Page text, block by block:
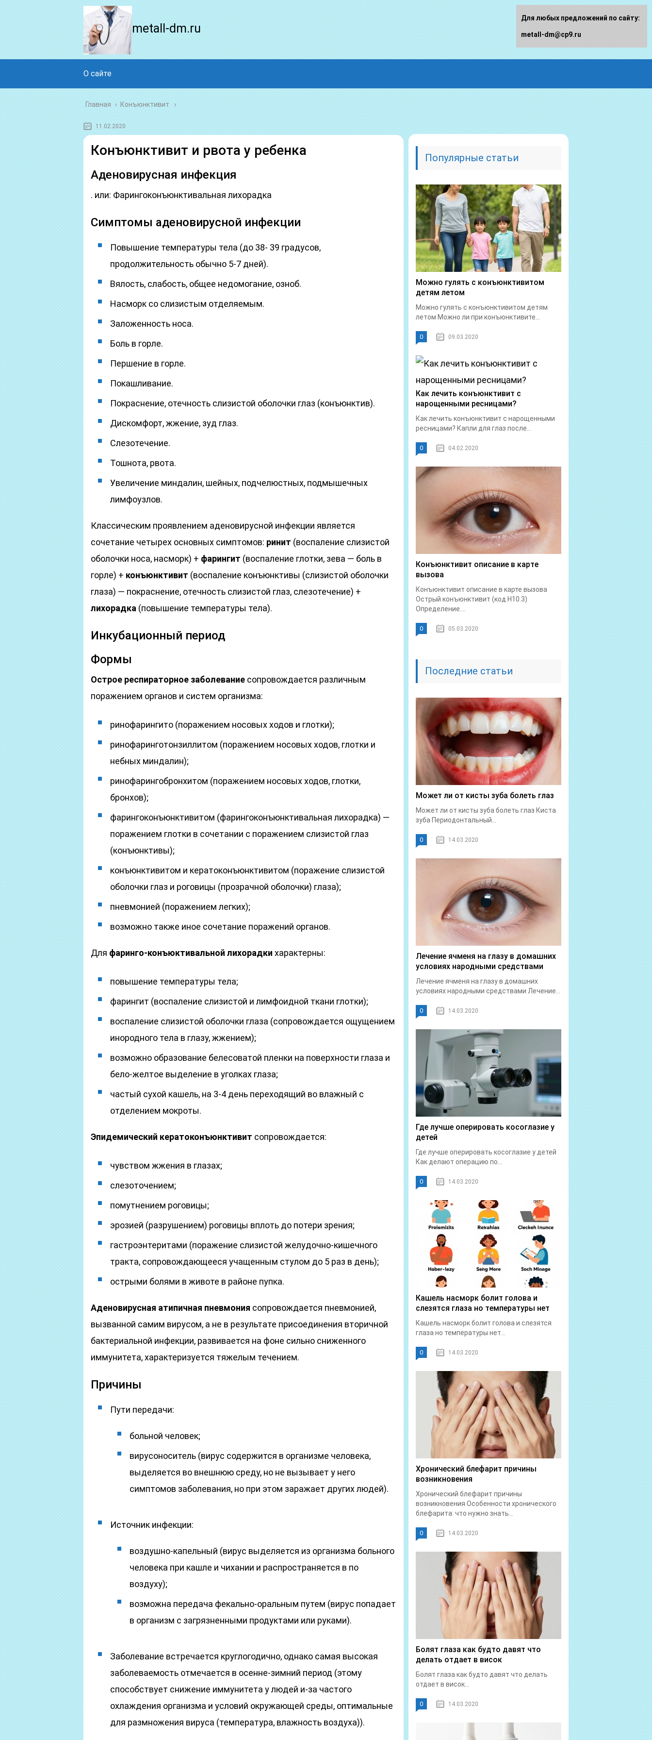
metall-dm.ru
О сайте
Главная › Конъюнктивит
11.02.2020
Конъюнктивит и рвота у ребенка
Аденовирусная инфекция
. или: Фарингоконъюнктивальная лихорадка
Симптомы аденовирусной инфекции
Повышение температуры тела (до 38- 39 градусов,
продолжительность обычно 5-7 дней).
Вялость, слабость, общее недомогание, озноб.
Насморк со слизистым отделяемым.
Заложенность носа.
Боль в горле.
Першение в горле.
Покашливание.
Покраснение, отечность слизистой оболочки глаз (конъюнктив).
Дискомфорт, жжение, зуд глаз.
Слезотечение.
Тошнота, рвота.
Увеличение миндалин, шейных, подчелюстных, подмышечных
лимфоузлов.
Классическим проявлением аденовирусной инфекции является
сочетание четырех основных симптомов: ринит (воспаление слизистой
оболочки носа, насморк) + фарингит (воспаление глотки, зева — боль в
горле) + конъюнктивит (воспаление конъюнктивы (слизистой оболочки
глаза) — покраснение, отечность слизистой глаз, слезотечение) +
лихорадка (повышение температуры тела).
Инкубационный период
Формы
Острое респираторное заболевание сопровождается различным
поражением органов и систем организма:
ринофарингито (поражением носовых ходов и глотки);
ринофаринготонзиллитом (поражением носовых ходов, глотки и
небных миндалин);
ринофарингобронхитом (поражением носовых ходов, глотки,
бронхов);
фарингоконъюнктивитом (фарингоконъюнктивальная лихорадка) —
поражением глотки в сочетании с поражением слизистой глаз
(конъюнктивы);
конъюнктивитом и кератоконъюнктивитом (поражение слизистой
оболочки глаз и роговицы (прозрачной оболочки) глаза);
пневмонией (поражением легких);
возможно также иное сочетание поражений органов.
Для фаринго-конъюктивальной лихорадки характерны:
повышение температуры тела;
фарингит (воспаление слизистой и лимфоидной ткани глотки);
воспаление слизистой оболочки глаза (сопровождается ощущением
инородного тела в глазу, жжением);
возможно образование белесоватой пленки на поверхности глаза и
бело-желтое выделение в уголках глаза;
частый сухой кашель, на 3-4 день переходящий во влажный с
отделением мокроты.
Эпидемический кератоконъюнктивит сопровождается:
чувством жжения в глазах;
слезоточением;
помутнением роговицы;
эрозией (разрушением) роговицы вплоть до потери зрения;
гастроэнтеритами (поражение слизистой желудочно-кишечного
тракта, сопровождающееся учащенным стулом до 5 раз в день);
острыми болями в животе в районе пупка.
Аденовирусная атипичная пневмония сопровождается пневмонией,
вызванной самим вирусом, а не в результате присоединения вторичной
бактериальной инфекции, развивается на фоне сильно сниженного
иммунитета, характеризуется тяжелым течением.
Причины
Пути передачи:
больной человек;
вирусоноситель (вирус содержится в организме человека,
выделяется во внешнюю среду, но не вызывает у него
симптомов заболевания, но при этом заражает других людей).
Источник инфекции:
воздушно-капельный (вирус выделяется из организма больного
человека при кашле и чихании и распространяется в по
воздуху);
возможна передача фекально-оральным путем (вирус попадает
в организм с загрязненными продуктами или руками).
Заболевание встречается круглогодично, однако самая высокая
заболеваемость отмечается в осенне-зимний период (этому
способствует снижение иммунитета у людей и-за частого
охлаждения организма и условий окружающей среды, оптимальные
для размножения вируса (температура, влажность воздуха)).
Популярные статьи
Можно гулять с конъюнктивитом
детям летом
Можно гулять с конъюнктивитом детям
летом Можно ли при конъюнктивите...
0 09.03.2020
Как лечить конъюнктивит с
нарощенными ресницами?
Как лечить конъюнктивит с нарощенными
ресницами? Капли для глаз после...
0 04.02.2020
Конъюнктивит описание в карте
вызова
Конъюнктивит описание в карте вызова
Острый конъюнктивит (код Н10.3)
Определение....
0 05.03.2020
Последние статьи
Может ли от кисты зуба болеть глаз
Может ли от кисты зуба болеть глаз Киста
зуба Периодонтальный...
0 14.03.2020
Лечение ячменя на глазу в домашних
условиях народными средствами
Лечение ячменя на глазу в домашних
условиях народными средствами Лечение...
0 14.03.2020
Где лучше оперировать косоглазие у
детей
Где лучше оперировать косоглазие у детей
Как делают операцию по...
0 14.03.2020
Кашель насморк болит голова и
слезятся глаза но температуры нет
Кашель насморк болит голова и слезятся
глаза но температуры нет...
0 14.03.2020
Хронический блефарит причины
возникновения
Хронический блефарит причины
возникновения Особенности хронического
блефарита: что нужно знать...
0 14.03.2020
Болят глаза как будто давят что
делать отдает в висок
Болят глаза как будто давят что делать
отдает в висок...
0 14.03.2020
Для любых предложений по сайту:
metall-dm@cp9.ru